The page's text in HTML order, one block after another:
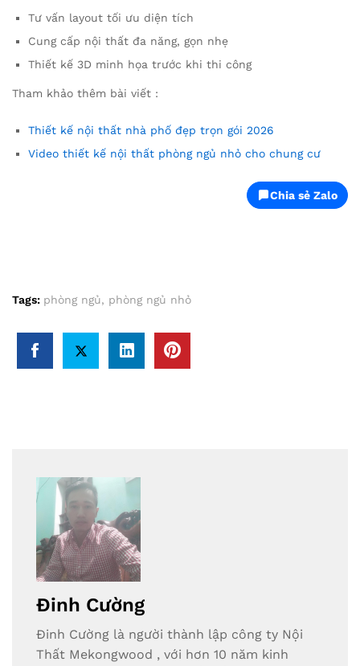
Tư vấn layout tối ưu diện tích
Cung cấp nội thất đa năng, gọn nhẹ
Thiết kế 3D minh họa trước khi thi công
Tham khảo thêm bài viết :
Thiết kế nội thất nhà phố đẹp trọn gói 2026
Video thiết kế nội thất phòng ngủ nhỏ cho chung cư
Chia sẻ Zalo
Tags: phòng ngủ, phòng ngủ nhỏ
Đinh Cường
Đinh Cường là người thành lập công ty Nội
Thất Mekongwood , với hơn 10 năm kinh